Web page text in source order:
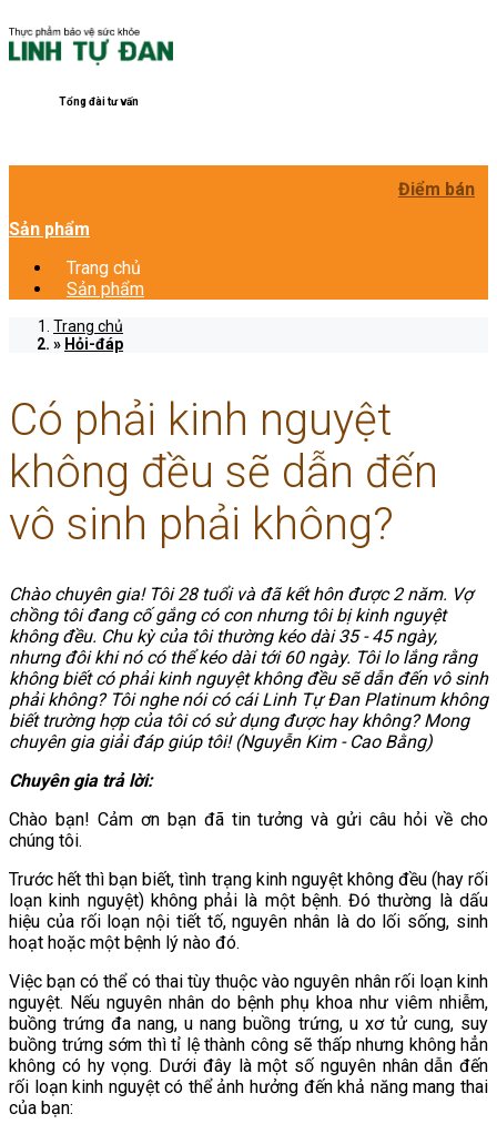
Tổng đài tư vấn
Sản phẩm
Trang chủ
Sản phẩm
Điểm bán
Trang chủ
Hỏi-đáp
Có phải kinh nguyệt
không đều sẽ dẫn đến
vô sinh phải không?
Chào chuyên gia! Tôi 28 tuổi và đã kết hôn được 2 năm. Vợ
chồng tôi đang cố gắng có con nhưng tôi bị kinh nguyệt
không đều. Chu kỳ của tôi thường kéo dài 35 - 45 ngày,
nhưng đôi khi nó có thể kéo dài tới 60 ngày. Tôi lo lắng rằng
không biết có phải kinh nguyệt không đều sẽ dẫn đến vô sinh
phải không? Tôi nghe nói có cái Linh Tự Đan Platinum không
biết trường hợp của tôi có sử dụng được hay không? Mong
chuyên gia giải đáp giúp tôi! (Nguyễn Kim - Cao Bằng)
Chuyên gia trả lời:
Chào bạn! Cảm ơn bạn đã tin tưởng và gửi câu hỏi về cho
chúng tôi.
Trước hết thì bạn biết, tình trạng kinh nguyệt không đều (hay rối
loạn kinh nguyệt) không phải là một bệnh. Đó thường là dấu
hiệu của rối loạn nội tiết tố, nguyên nhân là do lối sống, sinh
hoạt hoặc một bệnh lý nào đó.
Việc bạn có thể có thai tùy thuộc vào nguyên nhân rối loạn kinh
nguyệt. Nếu nguyên nhân do bệnh phụ khoa như viêm nhiễm,
buồng trứng đa nang, u nang buồng trứng, u xơ tử cung, suy
buồng trứng sớm thì tỉ lệ thành công sẽ thấp nhưng không hẳn
không có hy vọng. Dưới đây là một số nguyên nhân dẫn đến
rối loạn kinh nguyệt có thể ảnh hưởng đến khả năng mang thai
của bạn: